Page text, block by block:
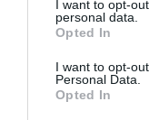
not limited to your
grant or deny
use your data for
consent section.
I want to opt-
personal data.
Opted In
I want to opt-
Personal Data.
Opted In
ΡΑΦΗΝΑ –